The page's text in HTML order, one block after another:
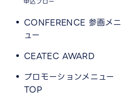
CONFERENCE 参画メニ
ュー
CEATEC AWARD
プロモーションメニュー
TOP